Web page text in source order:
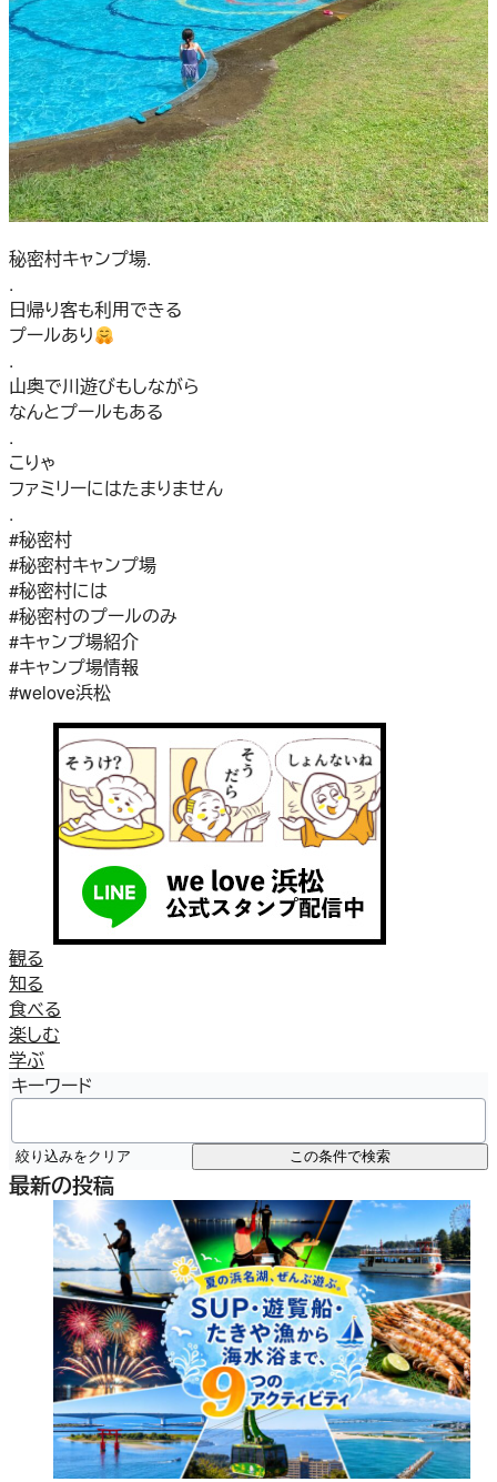
秘密村キャンプ場.
.
日帰り客も利用できる
プールあり
.
山奥で川遊びもしながら
なんとプールもある
.
こりゃ
ファミリーにはたまりません
.
#秘密村
#秘密村キャンプ場
#秘密村には
#秘密村のプールのみ
#キャンプ場紹介
#キャンプ場情報
#welove浜松
観る
知る
食べる
楽しむ
学ぶ
キーワード
絞り込みをクリア この条件で検索
最新の投稿